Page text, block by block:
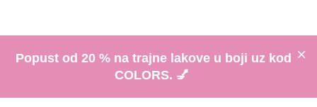
Popust od 20 % na trajne lakove u boji uz kod
COLORS. 💅